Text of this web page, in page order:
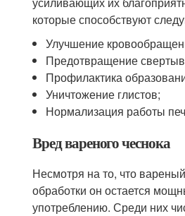
которые способствуют
Улучшение
Предотвращение
Профилактика
Уничтожение глистов;
Нормализация работы
Вред вареного чеснока
Несмотря на то, что
обработки он остается
употреблению. Среди них